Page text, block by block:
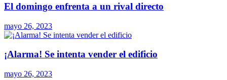
El domingo enfrenta a un rival directo
mayo 26, 2023
¡Alarma! Se intenta vender el edificio
mayo 26, 2023